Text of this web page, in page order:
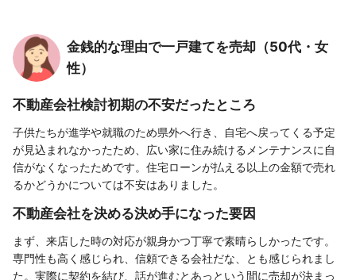
金銭的な理由で一戸建てを売却（50代・女
性）
不動産会社検討初期の不安だったところ
子供たちが進学や就職のため県外へ行き、自宅へ戻ってくる予定
が見込まれなかったため、広い家に住み続けるメンテナンスに自
信がなくなったためです。住宅ローンが払える以上の金額で売れ
るかどうかについては不安はありました。
不動産会社を決める決め手になった要因
まず、来店した時の対応が親身かつ丁寧で素晴らしかったです。
専門性も高く感じられ、信頼できる会社だな、とも感じられまし
た。実際に契約を結び、話が進むとあっという間に売却が決まっ